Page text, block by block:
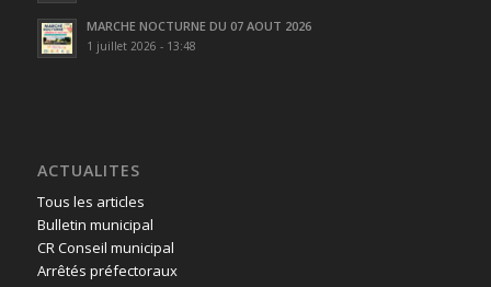
MARCHE NOCTURNE DU 07 AOUT 2026
1 juillet 2026 - 13:48
ACTUALITES
Tous les articles
Bulletin municipal
CR Conseil municipal
Arrêtés préfectoraux